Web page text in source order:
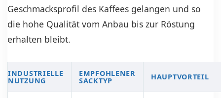
Geschmacksprofil des Kaffees gelangen und so
die hohe Qualität vom Anbau bis zur Röstung
erhalten bleibt.
INDUSTRIELLE
NUTZUNG
EMPFOHLENER
SACKTYP HAUPTVORTEIL